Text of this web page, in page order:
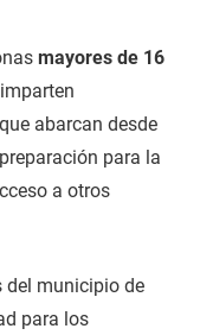
mayores de 16
abarcan desde
para la
a otros
del municipio de
para los